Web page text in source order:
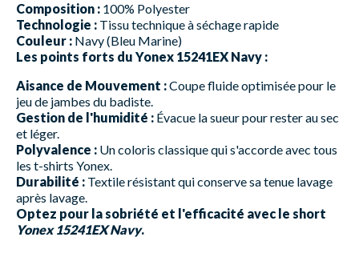
Composition : 100% Polyester
Technologie : Tissu technique à séchage rapide
Couleur : Navy (Bleu Marine)
Les points forts du Yonex 15241EX Navy :
Aisance de Mouvement :Coupe fluide optimisée pour le
jeu de jambes du badiste.
Gestion de l'humidité : Évacue la sueur pour rester au sec
et léger.
Polyvalence : Un coloris classique qui s'accorde avec tous
les t-shirts Yonex.
Durabilité : Textile résistant qui conserve sa tenue lavage
après lavage.
Optez pour la sobriété et l'efficacité avec le short
Yonex 15241EX Navy.